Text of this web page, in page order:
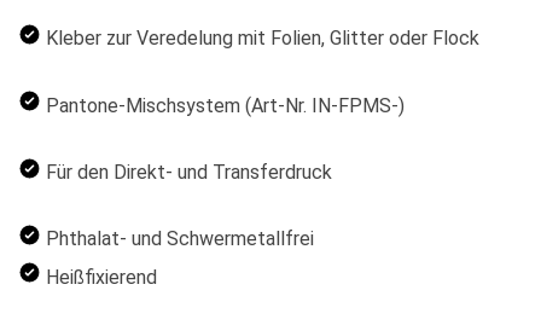
Kleber zur Veredelung mit Folien, Glitter oder Flock
Pantone-Mischsystem (Art-Nr. IN-FPMS-)
Für den Direkt- und Transferdruck
Phthalat- und Schwermetallfrei
Heißfixierend